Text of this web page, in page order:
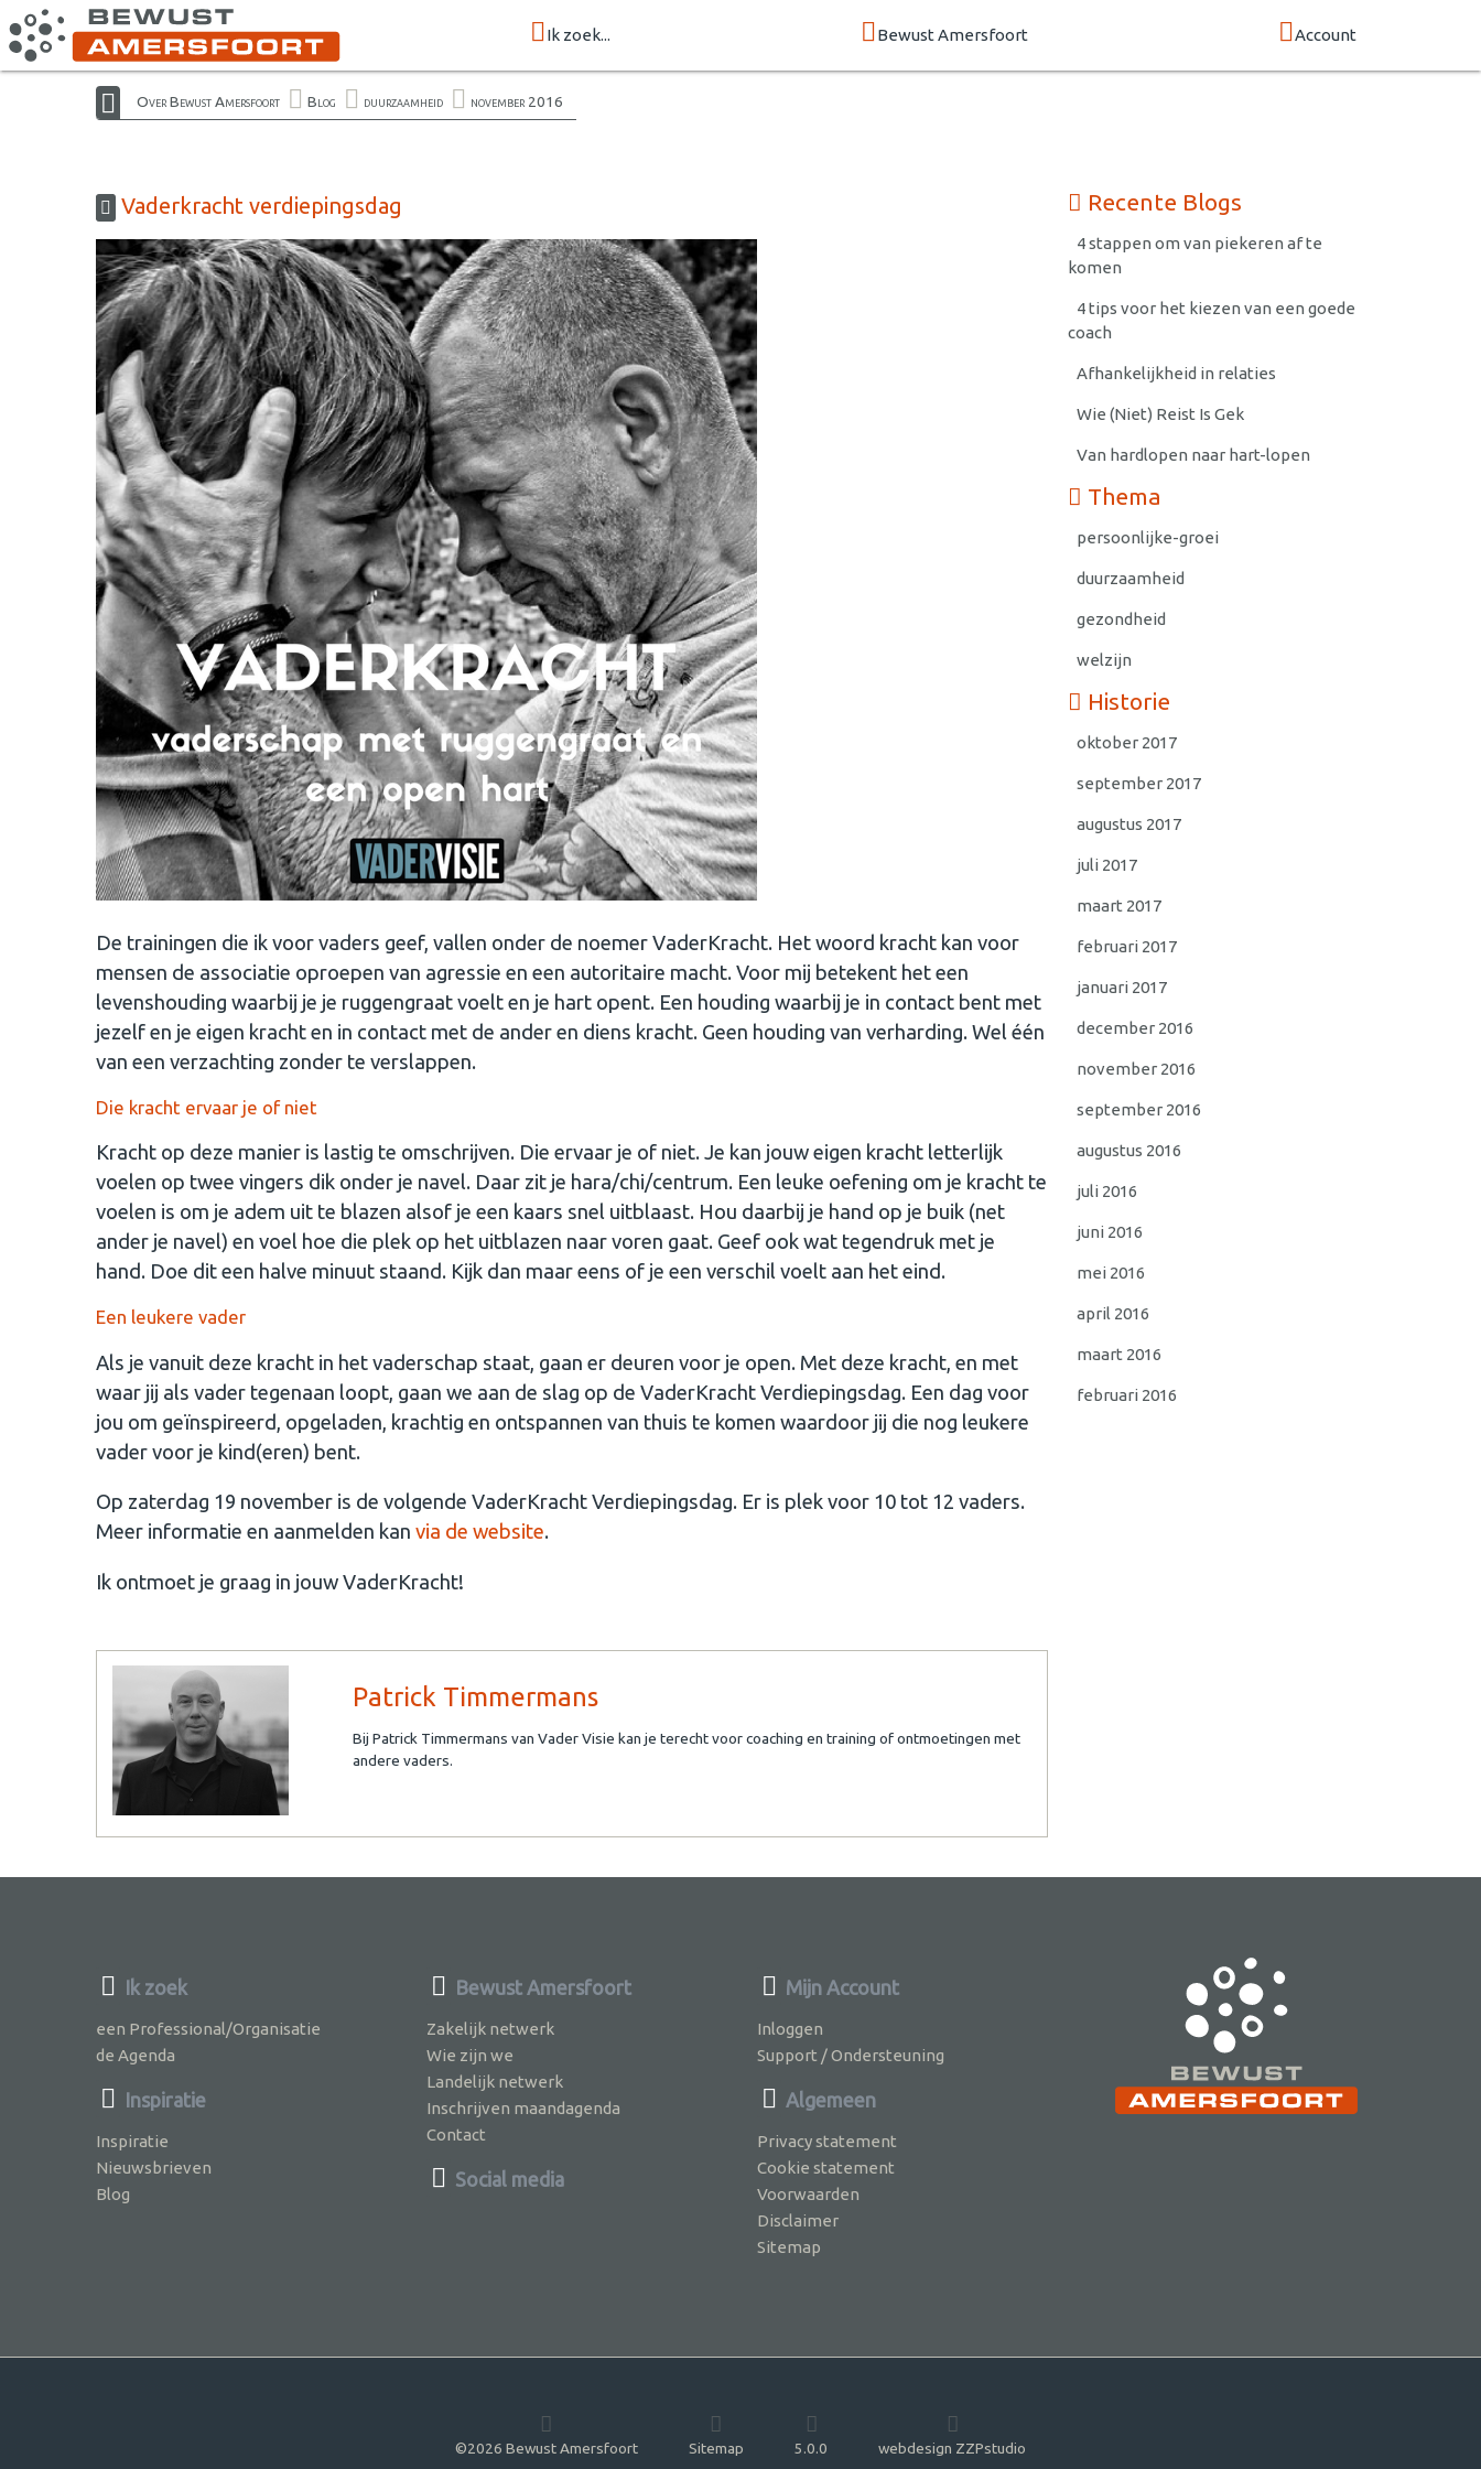
Ik zoek... Bewust Amersfoort Account
Over Bewust Amersfoort Blog duurzaamheid november 2016
Vaderkracht verdiepingsdag
De trainingen die ik voor vaders geef, vallen onder de noemer VaderKracht. Het woord kracht kan voor
mensen de associatie oproepen van agressie en een autoritaire macht. Voor mij betekent het een
levenshouding waarbij je je ruggengraat voelt en je hart opent. Een houding waarbij je in contact bent met
jezelf en je eigen kracht en in contact met de ander en diens kracht. Geen houding van verharding. Wel één
van een verzachting zonder te verslappen.
Die kracht ervaar je of niet
Kracht op deze manier is lastig te omschrijven. Die ervaar je of niet. Je kan jouw eigen kracht letterlijk
voelen op twee vingers dik onder je navel. Daar zit je hara/chi/centrum. Een leuke oefening om je kracht te
voelen is om je adem uit te blazen alsof je een kaars snel uitblaast. Hou daarbij je hand op je buik (net
ander je navel) en voel hoe die plek op het uitblazen naar voren gaat. Geef ook wat tegendruk met je
hand. Doe dit een halve minuut staand. Kijk dan maar eens of je een verschil voelt aan het eind.
Een leukere vader
Als je vanuit deze kracht in het vaderschap staat, gaan er deuren voor je open. Met deze kracht, en met
waar jij als vader tegenaan loopt, gaan we aan de slag op de VaderKracht Verdiepingsdag. Een dag voor
jou om geïnspireerd, opgeladen, krachtig en ontspannen van thuis te komen waardoor jij die nog leukere
vader voor je kind(eren) bent.
Op zaterdag 19 november is de volgende VaderKracht Verdiepingsdag. Er is plek voor 10 tot 12 vaders.
Meer informatie en aanmelden kan via de website.
Ik ontmoet je graag in jouw VaderKracht!
Patrick Timmermans
Bij Patrick Timmermans van Vader Visie kan je terecht voor coaching en training of ontmoetingen met
andere vaders.
Recente Blogs
4 stappen om van piekeren af te
komen
4 tips voor het kiezen van een goede
coach
Afhankelijkheid in relaties
Wie (Niet) Reist Is Gek
Van hardlopen naar hart-lopen
Thema
persoonlijke-groei
duurzaamheid
gezondheid
welzijn
Historie
oktober 2017
september 2017
augustus 2017
juli 2017
maart 2017
februari 2017
januari 2017
december 2016
november 2016
september 2016
augustus 2016
juli 2016
juni 2016
mei 2016
april 2016
maart 2016
februari 2016
Ik zoek
een Professional/Organisatie
de Agenda
Inspiratie
Inspiratie
Nieuwsbrieven
Blog
Bewust Amersfoort
Zakelijk netwerk
Wie zijn we
Landelijk netwerk
Inschrijven maandagenda
Contact
Social media
Mijn Account
Inloggen
Support / Ondersteuning
Algemeen
Privacy statement
Cookie statement
Voorwaarden
Disclaimer
Sitemap
©2026 Bewust Amersfoort Sitemap 5.0.0 webdesign ZZPstudio